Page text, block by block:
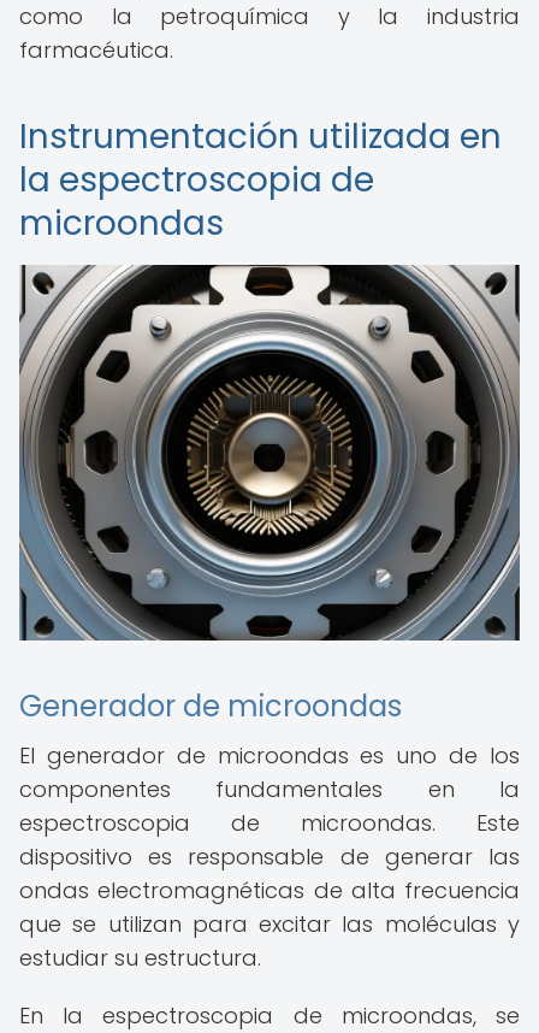
como la petroquímica y la industria
farmacéutica.
Instrumentación utilizada en
la espectroscopia de
microondas
Generador de microondas
El generador de microondas es uno de los
componentes fundamentales en la
espectroscopia de microondas. Este
dispositivo es responsable de generar las
ondas electromagnéticas de alta frecuencia
que se utilizan para excitar las moléculas y
estudiar su estructura.
En la espectroscopia de microondas, se